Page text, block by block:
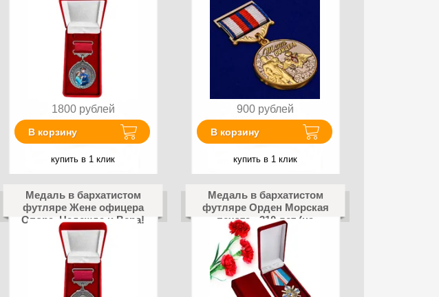
1800 рублей
В корзину
купить в 1 клик
900 рублей
В корзину
купить в 1 клик
Медаль в бархатистом
футляре Жене офицера
Опора, Надежда и Вера!
Медаль в бархатистом
футляре Орден Морская
пехота - 310 лет (на
колодке)